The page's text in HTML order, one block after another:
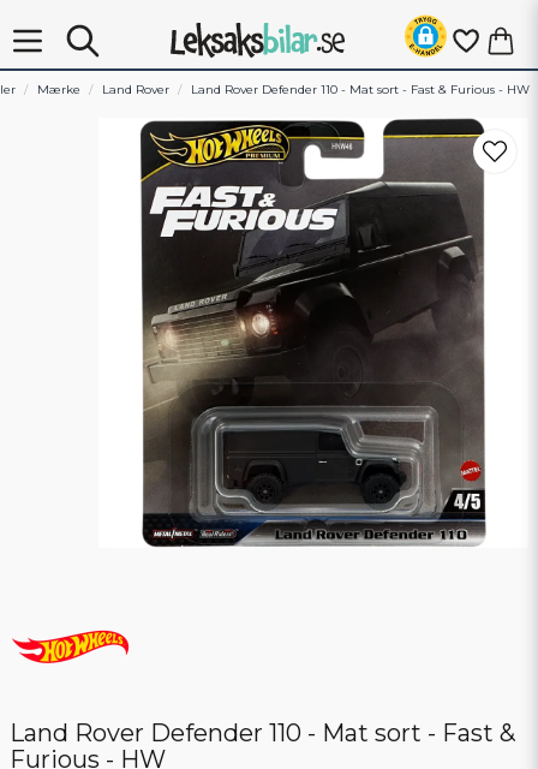
Mærke Land Rover Land Rover Defender 110 - Mat sort - Fast & Furious - HW
Land Rover Defender 110 - Mat sort - Fast &
Furious - HW